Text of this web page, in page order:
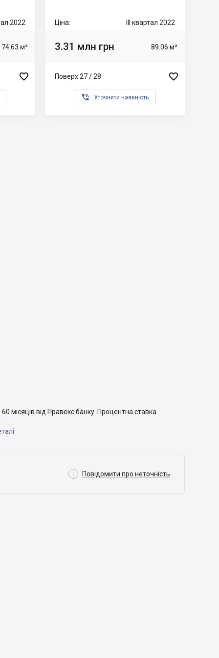
2022
74.63 м²

Ціна: III квартал 2022
3.31 млн грн 89.06 м²
Поверх 27 / 28 
 Уточнити наявність
місяців від Правекс банку. Процентна ставка
 Повідомити про неточність